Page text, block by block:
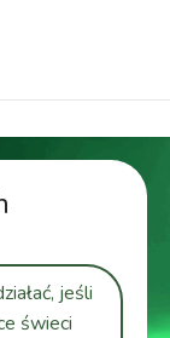
jeśli
świeci